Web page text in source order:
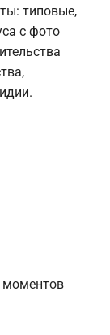
типовые,
с фото
моментов